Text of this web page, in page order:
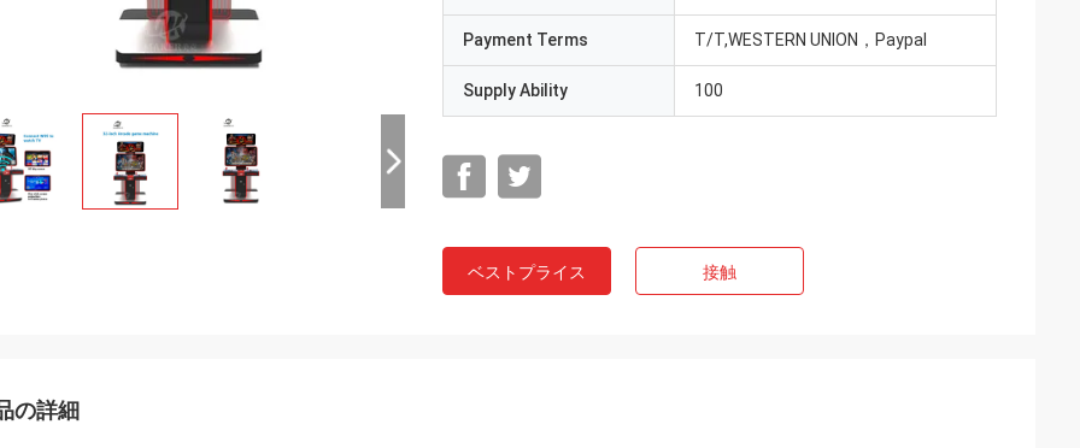
Payment Terms T/T,WESTERN UNION，Paypal
Supply Ability 100
ベストプライス 接触
の詳細